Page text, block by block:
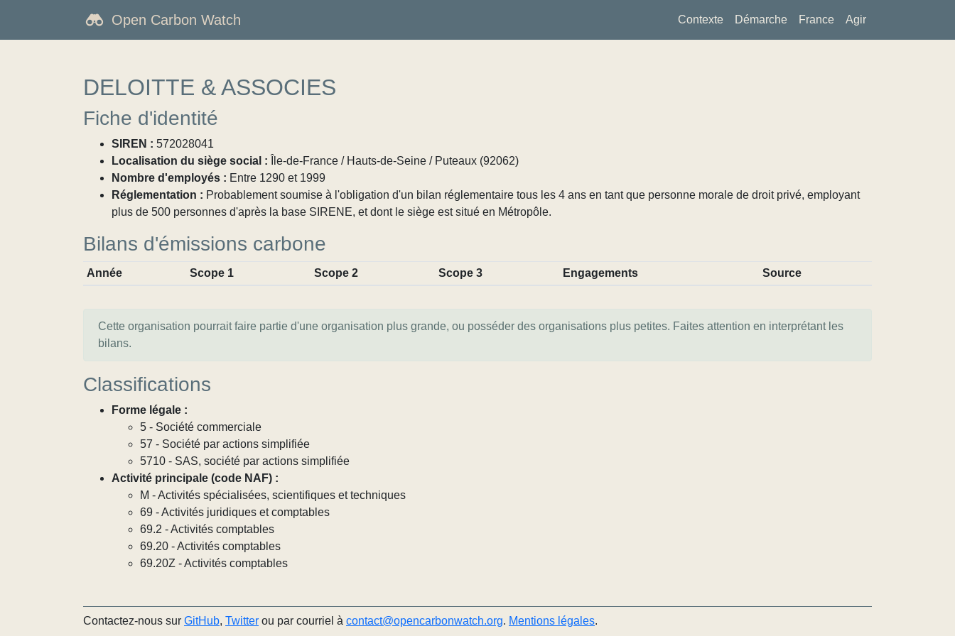
Open Carbon Watch Contexte Démarche France Agir
DELOITTE & ASSOCIES
Fiche d'identité
SIREN : 572028041
Localisation du siège social : Île-de-France / Hauts-de-Seine / Puteaux (92062)
Nombre d'employés : Entre 1290 et 1999
Réglementation : Probablement soumise à l'obligation d'un bilan réglementaire tous les 4 ans en tant que personne morale de droit privé, employant
plus de 500 personnes d'après la base SIRENE, et dont le siège est situé en Métropôle.
Bilans d'émissions carbone
Année Scope 1 Scope 2 Scope 3 Engagements Source
Cette organisation pourrait faire partie d'une organisation plus grande, ou posséder des organisations plus petites. Faites attention en interprétant les
bilans.
Classifications
Forme légale :
5 - Société commerciale
57 - Société par actions simplifiée
5710 - SAS, société par actions simplifiée
Activité principale (code NAF) :
M - Activités spécialisées, scientifiques et techniques
69 - Activités juridiques et comptables
69.2 - Activités comptables
69.20 - Activités comptables
69.20Z - Activités comptables
Contactez-nous sur GitHub, Twitter ou par courriel à contact@opencarbonwatch.org. Mentions légales.